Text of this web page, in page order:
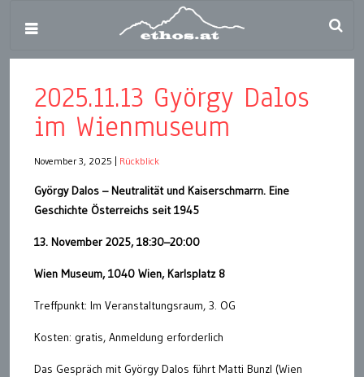
2025.11.13 György Dalos
im Wienmuseum
November 3, 2025 Rückblick
György Dalos – Neutralität und Kaiserschmarrn. Eine
Geschichte Österreichs seit 1945
13. November 2025, 18:30–20:00
Wien Museum, 1040 Wien, Karlsplatz 8
Treffpunkt: Im Veranstaltungsraum, 3. OG
Kosten: gratis, Anmeldung erforderlich
Das Gespräch mit György Dalos führt Matti Bunzl (Wien